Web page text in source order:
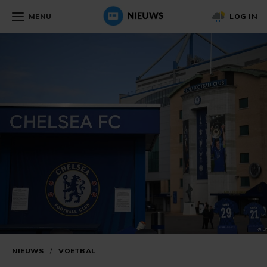
MENU LOG IN
NIEUWS / VOETBAL